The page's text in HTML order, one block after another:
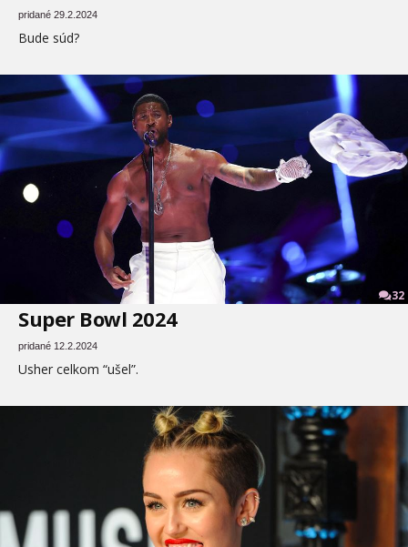
pridané 29.2.2024
Bude súd?
32
Super Bowl 2024
pridané 12.2.2024
Usher celkom “ušel”.